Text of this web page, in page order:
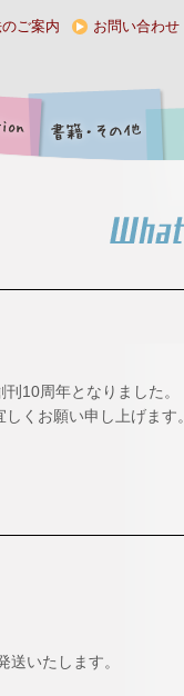
ご案内 お問い合わせ
10周年となりました。
くお願い申し上げます。
いたします。